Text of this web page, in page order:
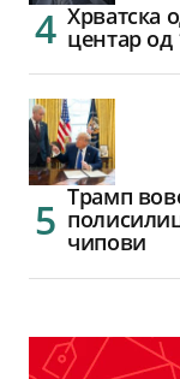
Хрватска
центар од
Трамп
чипови